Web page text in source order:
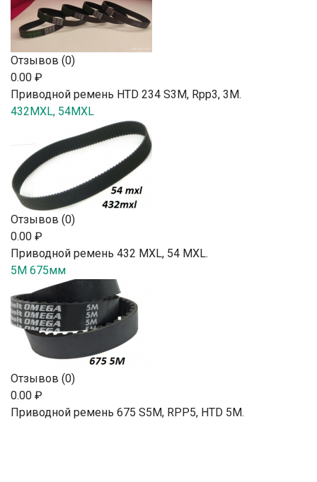
Отзывов (0)
0.00 ₽
Приводной ремень HTD 234 S3M, Rpp3, 3М.
432MXL, 54MXL
Отзывов (0)
0.00 ₽
Приводной ремень 432 MXL, 54 MXL.
5M 675мм
Отзывов (0)
0.00 ₽
Приводной ремень 675 S5M, RPP5, HTD 5М.